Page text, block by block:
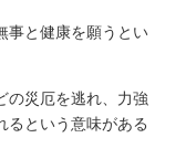
事と健康を願うとい
の災厄を逃れ、力強
るという意味がある